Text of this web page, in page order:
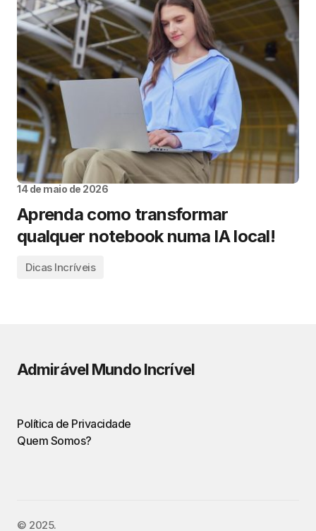
14 de maio de 2026
Aprenda como transformar
qualquer notebook numa IA local!
Dicas Incríveis
Admirável Mundo Incrível
Política de Privacidade
Quem Somos?
©️ 2025.